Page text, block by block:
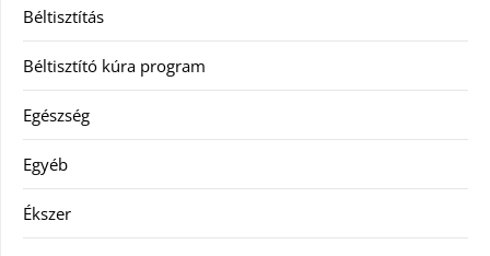
Béltisztítás
Béltisztító kúra program
Egészség
Egyéb
Ékszer